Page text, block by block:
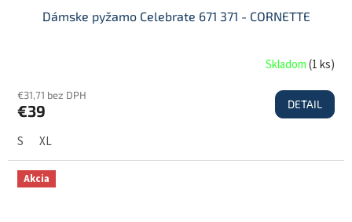
Dámske pyžamo Celebrate 671 371 - CORNETTE
Skladom(1 ks)
€31,71 bez DPH
€39 DETAIL
S XL
Akcia